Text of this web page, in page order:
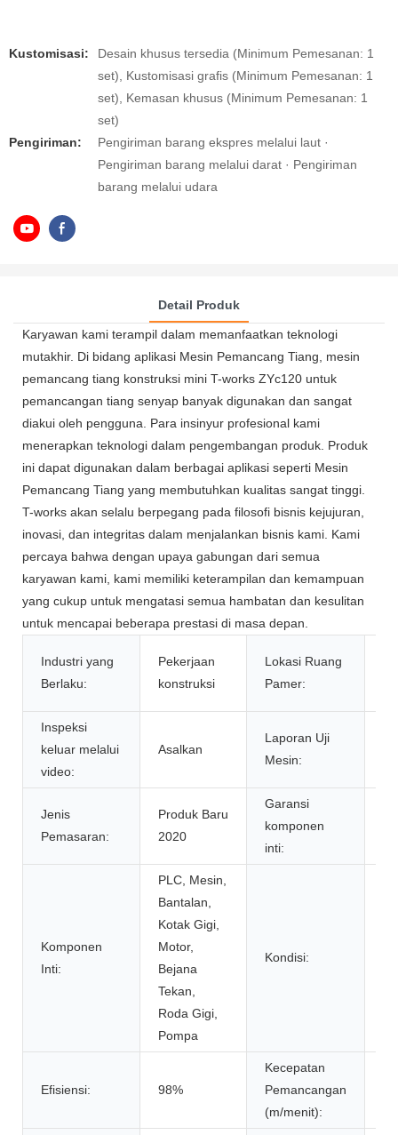
Kustomisasi:
Desain khusus tersedia (Minimum Pemesanan: 1
set), Kustomisasi grafis (Minimum Pemesanan: 1
set), Kemasan khusus (Minimum Pemesanan: 1
set)
Pengiriman:
Pengiriman barang ekspres melalui laut ·
Pengiriman barang melalui darat · Pengiriman
barang melalui udara
Detail Produk
Karyawan kami terampil dalam memanfaatkan teknologi
mutakhir. Di bidang aplikasi Mesin Pemancang Tiang, mesin
pemancang tiang konstruksi mini T-works ZYc120 untuk
pemancangan tiang senyap banyak digunakan dan sangat
diakui oleh pengguna. Para insinyur profesional kami
menerapkan teknologi dalam pengembangan produk. Produk
ini dapat digunakan dalam berbagai aplikasi seperti Mesin
Pemancang Tiang yang membutuhkan kualitas sangat tinggi.
T-works akan selalu berpegang pada filosofi bisnis kejujuran,
inovasi, dan integritas dalam menjalankan bisnis kami. Kami
percaya bahwa dengan upaya gabungan dari semua
karyawan kami, kami memiliki keterampilan dan kemampuan
yang cukup untuk mengatasi semua hambatan dan kesulitan
untuk mencapai beberapa prestasi di masa depan.
Industri yang
Berlaku:
Pekerjaan
konstruksi
Lokasi Ruang
Pamer:
Inspeksi
keluar melalui
video:
Asalkan
Laporan Uji
Mesin:
Jenis
Pemasaran:
Produk Baru
2020
Garansi
komponen
inti:
Komponen
Inti:
PLC, Mesin,
Bantalan,
Kotak Gigi,
Motor,
Bejana
Tekan,
Roda Gigi,
Pompa
Kondisi:
Efisiensi: 98%
Kecepatan
Pemancangan
(m/menit):